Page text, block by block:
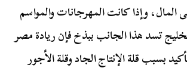
المال، وإذا كانت المهرجانات والمواسم
تسد هذا الجانب ببذخ فإن ريادة مصر
بسبب قلة الإنتاج الجاد وقلة الأجور